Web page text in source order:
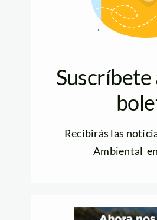
Recibirás las
Ambiental